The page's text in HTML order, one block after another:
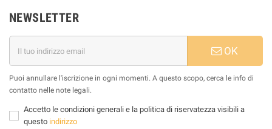
NEWSLETTER
OK
Puoi annullare l'iscrizione in ogni momenti. A questo scopo, cerca le info di
contatto nelle note legali.
Accetto le condizioni generali e la politica di riservatezza visibili a
questo indirizzo